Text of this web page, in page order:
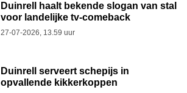
Duinrell haalt bekende slogan van stal
voor landelijke tv-comeback
27-07-2026, 13.59 uur
Duinrell serveert schepijs in
opvallende kikkerkoppen